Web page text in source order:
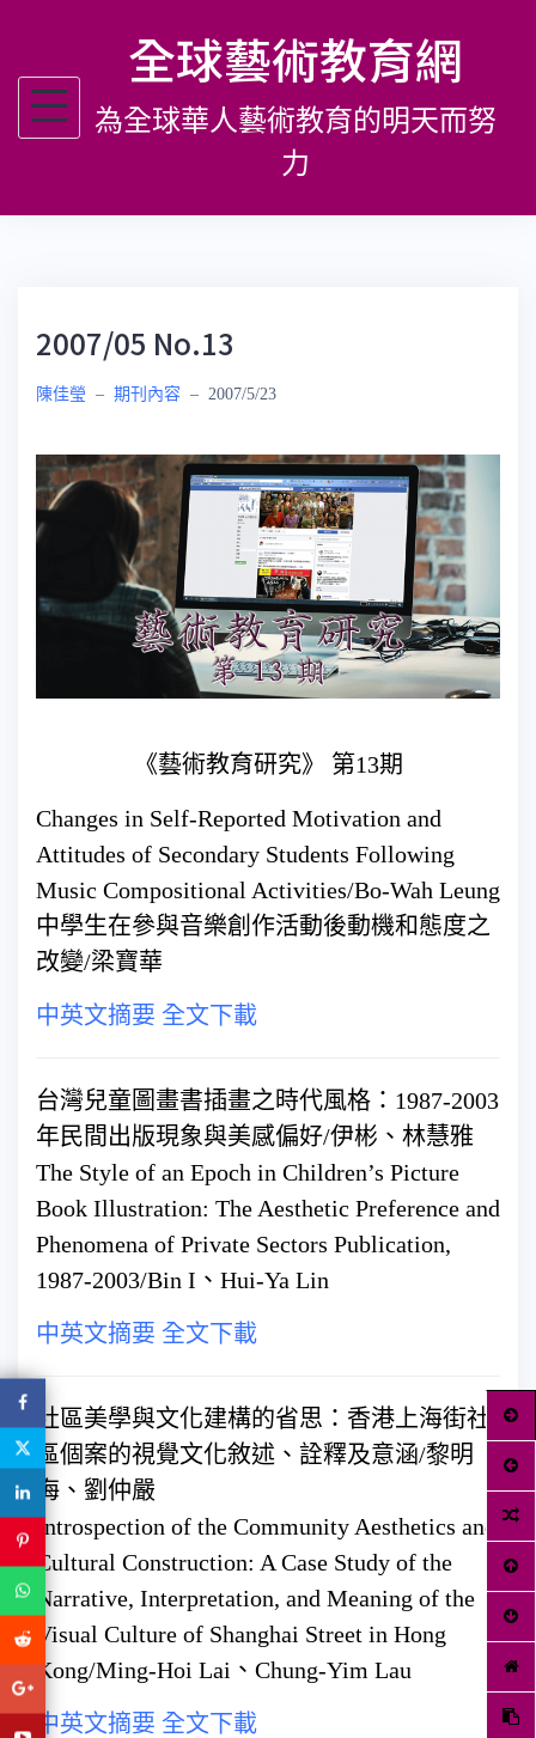
主
全球藝術教育網
為全球華人藝術教育的明天而努
力
2007/05 No.13
陳佳瑩 – 期刊內容 – 2007/5/23
《藝術教育研究》 第13期
Changes in Self-Reported Motivation and
Attitudes of Secondary Students Following
Music Compositional Activities/Bo-Wah Leung
中學生在參與音樂創作活動後動機和態度之
改變/梁寶華
中英文摘要 全文下載
台灣兒童圖畫書插畫之時代風格：1987-2003
年民間出版現象與美感偏好/伊彬、林慧雅
The Style of an Epoch in Children’s Picture
Book Illustration: The Aesthetic Preference and
Phenomena of Private Sectors Publication,
1987-2003/Bin I、Hui-Ya Lin
中英文摘要 全文下載
社區美學與文化建構的省思：香港上海街社
區個案的視覺文化敘述、詮釋及意涵/黎明
海、劉仲嚴
Introspection of the Community Aesthetics and
Cultural Construction: A Case Study of the
Narrative, Interpretation, and Meaning of the
Visual Culture of Shanghai Street in Hong
Kong/Ming-Hoi Lai、Chung-Yim Lau
中英文摘要 全文下載